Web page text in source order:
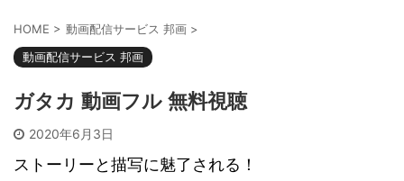
HOME > 動画配信サービス 邦画 >
動画配信サービス 邦画
ガタカ 動画フル 無料視聴
2020年6月3日
ストーリーと描写に魅了される！